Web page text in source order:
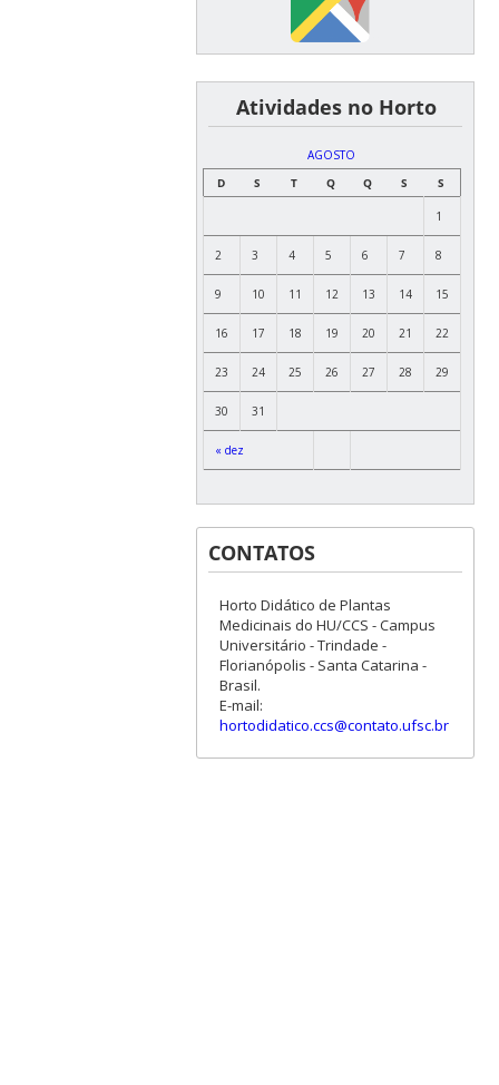
͏ ͏ ͏ ͏ ͏ ͏Atividades no Horto
AGOSTO
D
S T Q Q S S
« dez
1
2 3 4 5 6 7 8
9 10 11 12 13 14 15
16 17 18 19 20 21 22
23 24 25 26 27 28 29
30 31
CONTATOS
Horto Didático de Plantas
Medicinais do HU/CCS - Campus
Universitário - Trindade -
Florianópolis - Santa Catarina -
Brasil.
E-mail:
hortodidatico.ccs@contato.ufsc.br